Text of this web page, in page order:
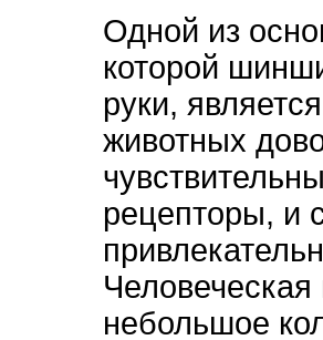
Одной из
которой
руки,
животных
рецепторы, и
небольшое